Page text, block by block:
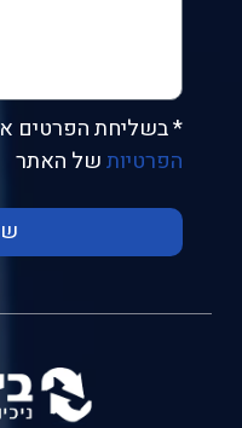
* בשליחת
הפרטיותשל האתר